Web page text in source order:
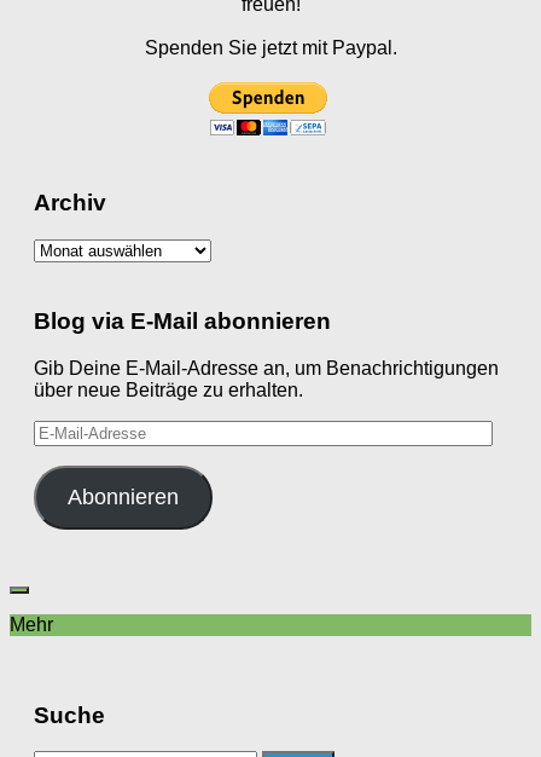
freuen!
Spenden Sie jetzt mit Paypal.
Archiv
Archiv
Blog via E-Mail abonnieren
Gib Deine E-Mail-Adresse an, um Benachrichtigungen
über neue Beiträge zu erhalten.
E-
Mail-
Adresse
Abonnieren
Mehr
Suche